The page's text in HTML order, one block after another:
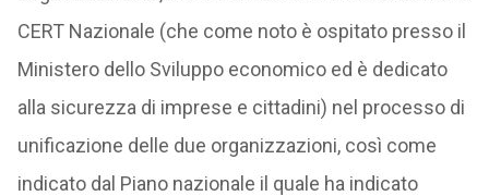
CERT Nazionale (che come noto è ospitato presso il
Ministero dello Sviluppo economico ed è dedicato
alla sicurezza di imprese e cittadini) nel processo di
unificazione delle due organizzazioni, così come
indicato dal Piano nazionale il quale ha indicato